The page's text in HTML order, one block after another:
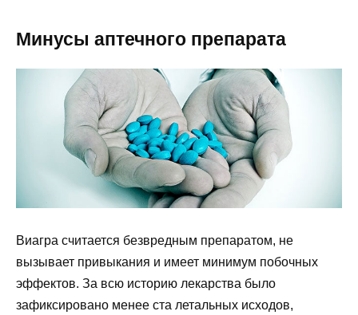
Минусы аптечного препарата
Виагра считается безвредным препаратом, не
вызывает привыкания и имеет минимум побочных
эффектов. За всю историю лекарства было
зафиксировано менее ста летальных исходов,